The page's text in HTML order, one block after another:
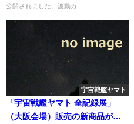
公開されました。波動カ...
宇宙戦艦ヤマト
「宇宙戦艦ヤマト 全記録展」
（大阪会場）販売の新商品が追